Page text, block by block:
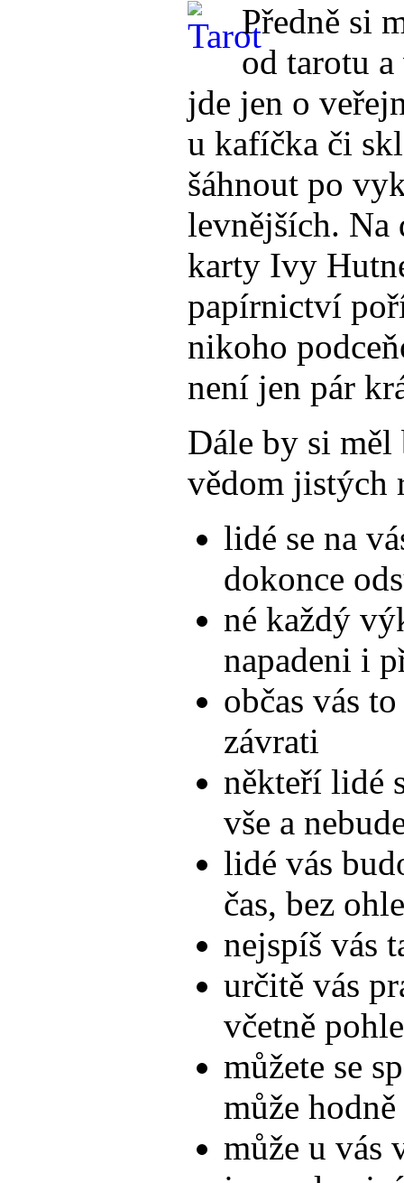
Předně si
od tarotu
jde jen o
u kafíčka či
šáhnout po
levnějších. Na
karty Ivy
papírnictví
nikoho
není jen pár
Dále by si
vědom jistých
lidé se na
dokonce
né každý
napadeni i
občas vás
závrati
někteří lidé
vše a
lidé vás
čas, bez
nejspíš vás
určitě vás
včetně
můžete se
může
může u vás